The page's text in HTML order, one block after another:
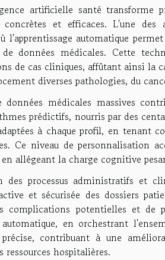
artificielle santé transforme
et efficaces. L'une des
l'apprentissage automatique
données médicales. Cette
de cas cliniques, affûtant ainsi la
diverses pathologies, du
données médicales massives
prédictifs, nourris par des
à chaque profil, en tenant
Ce niveau de personnalisation
allégeant la charge cognitive
des processus administratifs et
et sécurisée des dossiers
complications potentielles et de
automatique, en orchestrant
contribuant à une
hospitalières.